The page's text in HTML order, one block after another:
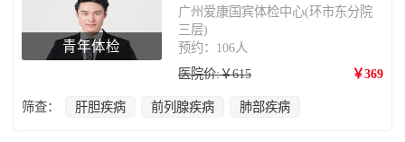
青年体检
广州爱康国宾体检中心(环市东分院
三层)
预约：106人
医院价:￥615
￥369
筛查： 肝胆疾病 前列腺疾病 肺部疾病